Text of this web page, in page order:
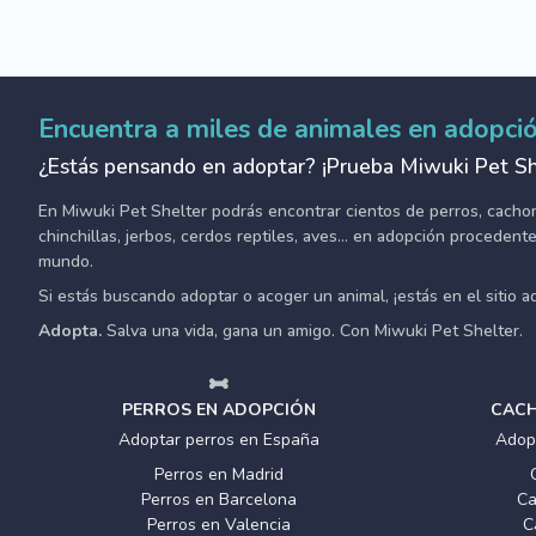
Encuentra a miles de animales en
¿Estás pensando en adoptar? ¡Prueba Miwuki Pet
En Miwuki Pet Shelter podrás encontrar cientos de perros,
chinchillas, jerbos, cerdos reptiles, aves... en adopción
mundo.
Si estás buscando adoptar o acoger un animal, ¡estás en el sitio
Adopta. Salva una vida, gana un amigo. Con Miwuki Pet Shelter.
PERROS EN ADOPCIÓN
Adoptar perros en España
Perros en Madrid
Perros en Barcelona
Perros en Valencia